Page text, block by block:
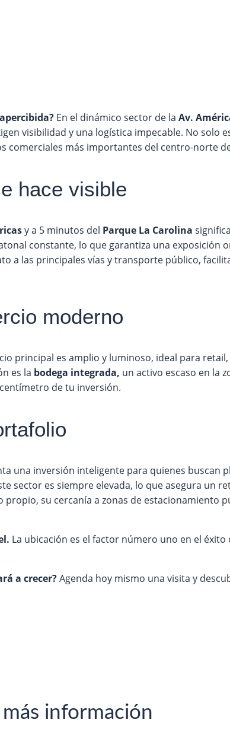
En el dinámico sector de la Av.
visibilidad y una logística impecable. No solo
comerciales más importantes del centro-norte
hace visible
y a 5 minutos del Parque La Carolina
constante, lo que garantiza una exposición
a las principales vías y transporte público,
moderno
principal es amplio y luminoso, ideal para
es la bodega integrada, un activo escaso en la
de tu inversión.
una inversión inteligente para quienes buscan
sector es siempre elevada, lo que asegura un
su cercanía a zonas de estacionamiento
La ubicación es el factor número uno en el éxito
a crecer?Agenda hoy mismo una visita y
información